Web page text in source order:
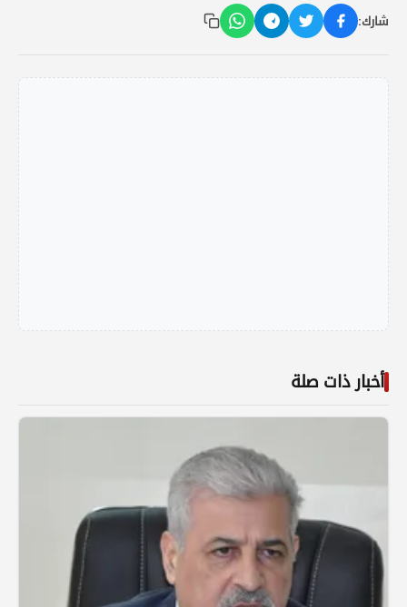
شارك:
أخبار ذات صلة